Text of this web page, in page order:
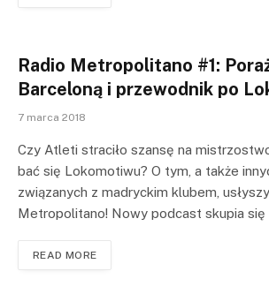
Radio Metropolitano #1:
Barceloną i przewodnik po
7 marca 2018
Czy Atleti straciło szansę na
bać się Lokomotiwu? O tym, a także
związanych z madryckim klubem,
Metropolitano! Nowy podcast skupia
READ MORE